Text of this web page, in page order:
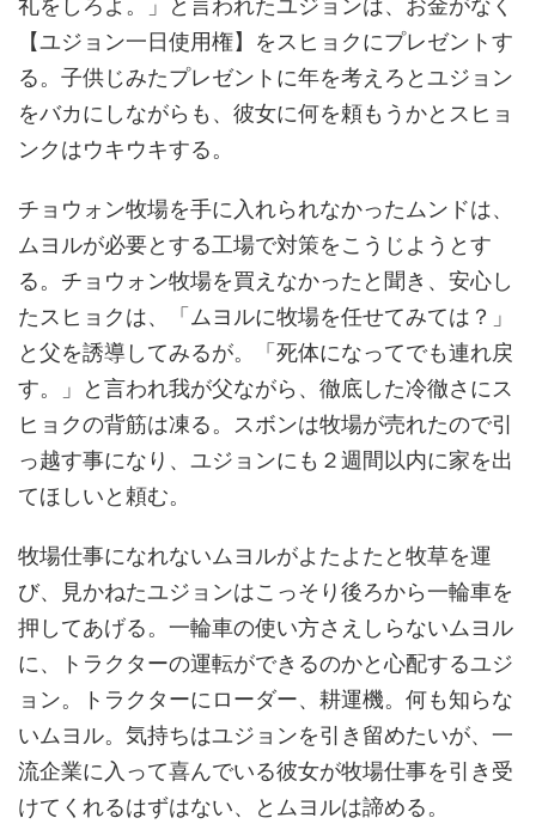
【ユジョン一日使用権】をスヒョクにプレゼントす
る。子供じみたプレゼントに年を考えろとユジョン
をバカにしながらも、彼女に何を頼もうかとスヒョ
ンクはウキウキする。
チョウォン牧場を手に入れられなかったムンドは、
ムヨルが必要とする工場で対策をこうじようとす
る。チョウォン牧場を買えなかったと聞き、安心し
たスヒョクは、「ムヨルに牧場を任せてみては？」
と父を誘導してみるが。「死体になってでも連れ戻
す。」と言われ我が父ながら、徹底した冷徹さにス
ヒョクの背筋は凍る。スボンは牧場が売れたので引
っ越す事になり、ユジョンにも２週間以内に家を出
てほしいと頼む。
牧場仕事になれないムヨルがよたよたと牧草を運
び、見かねたユジョンはこっそり後ろから一輪車を
押してあげる。一輪車の使い方さえしらないムヨル
に、トラクターの運転ができるのかと心配するユジ
ョン。トラクターにローダー、耕運機。何も知らな
いムヨル。気持ちはユジョンを引き留めたいが、一
流企業に入って喜んでいる彼女が牧場仕事を引き受
けてくれるはずはない、とムヨルは諦める。